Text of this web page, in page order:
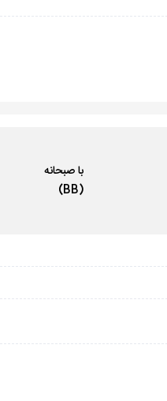
با صبحانه
(BB)